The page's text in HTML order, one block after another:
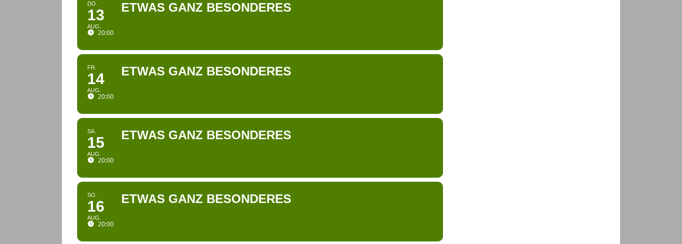
DO.
13
AUG.
20:00
ETWAS GANZ BESONDERES
FR.
14
AUG.
20:00
ETWAS GANZ BESONDERES
SA.
15
AUG.
20:00
ETWAS GANZ BESONDERES
SO.
16
AUG.
20:00
ETWAS GANZ BESONDERES